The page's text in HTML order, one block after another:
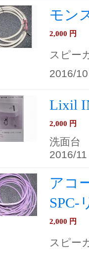
モン
2,000 円
スピー
2016/10
Lixil
2,000 円
洗面台
2016/11
アコ
SPC-
2,000 円
スピー